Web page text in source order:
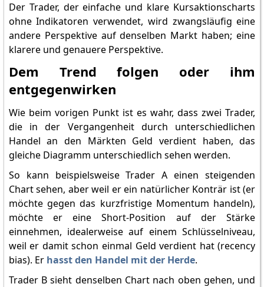
Der Trader, der einfache und klare Kursaktionscharts
ohne Indikatoren verwendet, wird zwangsläufig eine
andere Perspektive auf denselben Markt haben; eine
klarere und genauere Perspektive.
Dem Trend folgen oder ihm
entgegenwirken
Wie beim vorigen Punkt ist es wahr, dass zwei Trader,
die in der Vergangenheit durch unterschiedlichen
Handel an den Märkten Geld verdient haben, das
gleiche Diagramm unterschiedlich sehen werden.
So kann beispielsweise Trader A einen steigenden
Chart sehen, aber weil er ein natürlicher Konträr ist (er
möchte gegen das kurzfristige Momentum handeln),
möchte er eine Short-Position auf der Stärke
einnehmen, idealerweise auf einem Schlüsselniveau,
weil er damit schon einmal Geld verdient hat (recency
bias). Er hasst den Handel mit der Herde.
Trader B sieht denselben Chart nach oben gehen, und